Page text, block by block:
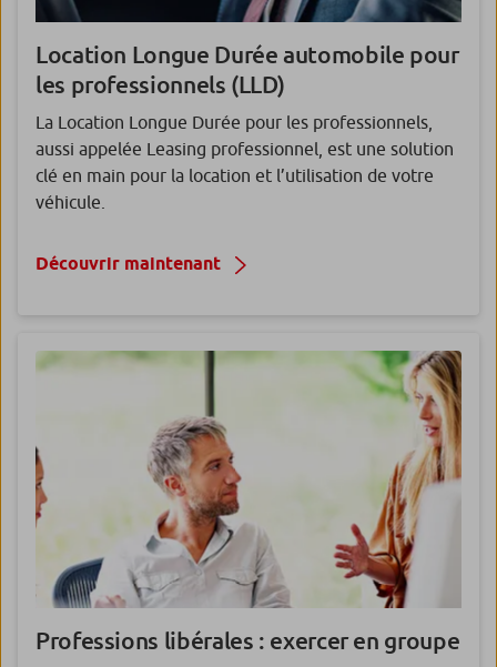
Location Longue Durée automobile pour
les professionnels (LLD)
La Location Longue Durée pour les professionnels,
aussi appelée Leasing professionnel, est une solution
clé en main pour la location et l’utilisation de votre
véhicule.
Découvrir maintenant
Professions libérales : exercer en groupe